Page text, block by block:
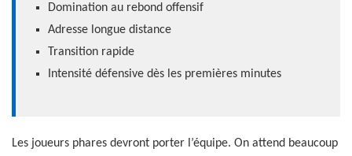
Domination au rebond offensif
Adresse longue distance
Transition rapide
Intensité défensive dès les premières minutes
Les joueurs phares devront porter l’équipe. On attend beaucoup